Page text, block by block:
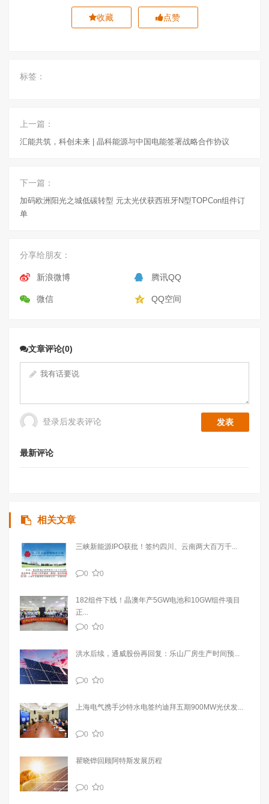
收藏 点赞
标签：
上一篇：
汇能共筑，科创未来 | 晶科能源与中国电能签署战略合作协议
下一篇：
加码欧洲阳光之城低碳转型 元太光伏获西班牙N型TOPCon组件订
单
分享给朋友：
新浪微博 腾讯QQ
微信 QQ空间
文章评论(0)
登录后发表评论
最新评论
相关文章
三峡新能源IPO获批！签约四川、云南两大百万千...
0 0
182组件下线！晶澳年产5GW电池和10GW组件项目
正...
0
0
洪水后续，通威股份再回复：乐山厂房生产时间预...
0 0
上海电气携手沙特水电签约迪拜五期900MW光伏发...
0 0
瞿晓铧回顾阿特斯发展历程
0 0